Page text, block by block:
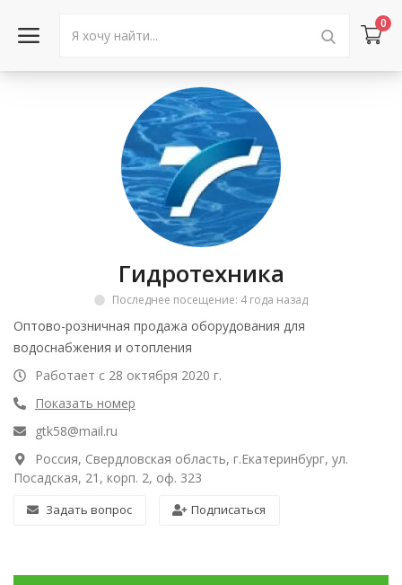
0
Каталог товаров
Объявления
Контакты
Город: Колумбус
Гидротехника
Последнее посещение: 4 года назад
Оптово-розничная продажа оборудования для
водоснабжения и отопления
Работает с 28 октября 2020 г.
Показать номер
gtk58@mail.ru
Россия, Свердловская область, г.Екатеринбург, ул.
Посадская, 21, корп. 2, оф. 323
Задать вопрос Подписаться